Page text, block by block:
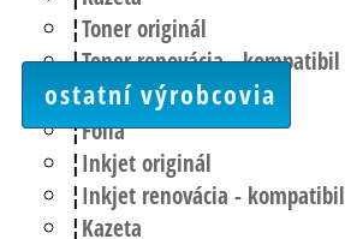
Toner originál
Toner renovácia - kompatibil
ostatní výrobcovia
Fólia
Inkjet originál
Inkjet renovácia - kompatibil
Kazeta